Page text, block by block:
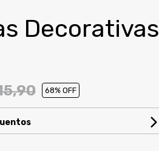
Decorativas
68% OFF